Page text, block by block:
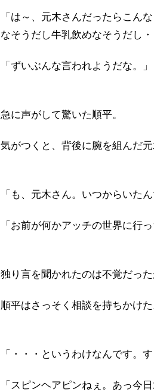
「は～、元木さんだったらこん
なそうだし牛乳飲めなそうだし・
「ずいぶんな言われようだな。」
急に声がして驚いた順平。
気がつくと、背後に腕を組んだ元
「も、元木さん。いつからいたん
「お前が何かアッチの世界に行
独り言を聞かれたのは不覚だっ
順平はさっそく相談を持ちかけた
「・・・というわけなんです。
「スピンヘアピンねぇ。あっ今